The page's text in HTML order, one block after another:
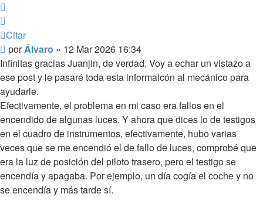
Citar
Mensaje
sin
leer
porÁlvaro » 12 Mar 2026 16:34
Infinitas gracias Juanjin, de verdad. Voy a echar un vistazo a
ese post y le pasaré toda esta informaicón al mecánico para
ayudarle.
Efectivamente, el problema en mi caso era fallos en el
encendido de algunas luces. Y ahora que dices lo de testigos
en el cuadro de instrumentos, efectivamente, hubo varias
veces que se me encendió el de fallo de luces, comprobé que
era la luz de posición del piloto trasero, pero el testigo se
encendía y apagaba. Por ejemplo, un día cogía el coche y no
se encendía y más tarde sí.